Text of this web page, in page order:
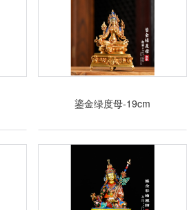
鎏金绿度母-19cm